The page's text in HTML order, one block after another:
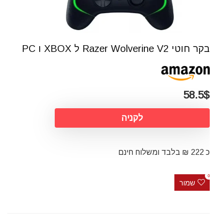
בקר חוטי Razer Wolverine V2 ל XBOX ו PC
58.5$
לקניה
כ 222 ₪ בלבד ומשלוח חינם
שמור
0